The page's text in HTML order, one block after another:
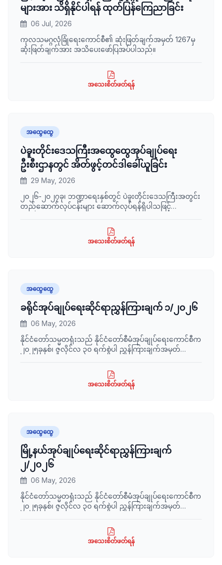
များအား သိရှိနိုင်ပါရန် ထုတ်ပြန်ကြေညာခြင်း
06 Jul, 2026
ကုလသမဂ္ဂလုံခြုံရေးကောင်စီ၏ ဆုံးဖြတ်ချက်အမှတ် 1267မှ
ဆုံးဖြတ်ချက်အား အသိပေးဖော်ပြအပ်ပါသည်။
အသေးစိတ်ဖတ်ရန်
အထွေထွေ
ပဲခူးတိုင်းဒေသကြီးအထွေထွေအုပ်ချုပ်ရေး
ဦးစီးဌာနတွင် အိတ်ဖွင့်တင်ဒါခေါ်ယူခြင်း
29 May, 2026
၂၀၂၆-၂၀၂၇ခု၊ ဘဏ္ဍာရေးနှစ်တွင် ပဲခူးတိုင်းဒေသကြီးအတွင်း
တည်ဆောက်လုပ်ငန်းများ ဆောက်လုပ်ရန်ရှိပါသဖြင့်
အသေးစိတ်ဖတ်ရန်
အထွေထွေ
ခရိုင်အုပ်ချုပ်ရေးဆိုင်ရာညွှန်ကြားချက် ၁/၂၀၂၆
06 May, 2026
နိုင်ငံတော်သမ္မတရုံးသည် နိုင်ငံတော်စီမံအုပ်ချုပ်ရေးကောင်စီက
၂၀၂၅ခုနှစ်၊ ဇူလိုင်လ ၃၀ ရက်စွဲပါ ညွှန်ကြားချက်အမှတ်
ညွှန်ကြားချက်ကို ပြင်ဆင်ညွှန်ကြားချက်အား ထုတ်ပြန်လိုက်
အသေးစိတ်ဖတ်ရန်
အထွေထွေ
မြို့နယ်အုပ်ချုပ်ရေးဆိုင်ရာညွှန်ကြားချက်
၂/၂၀၂၆
06 May, 2026
နိုင်ငံတော်သမ္မတရုံးသည် နိုင်ငံတော်စီမံအုပ်ချုပ်ရေးကောင်စီက
၂၀၂၅ခုနှစ်၊ ဇူလိုင်လ ၃၀ ရက်စွဲပါ ညွှန်ကြားချက်အမှတ်
ညွှန်ကြားချက်ကို ပြင်ဆင်ညွှန်ကြားချက်အား ထုတ်ပြန်လိုက်
အသေးစိတ်ဖတ်ရန်